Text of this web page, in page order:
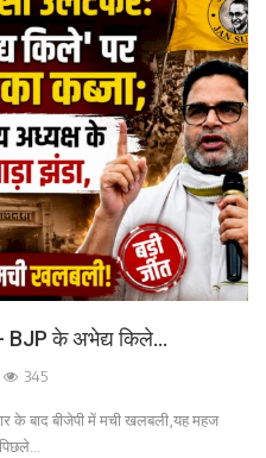
BJP के अभेद्य किले...
345
के बाद बीजेपी में मची खलबली,यह महज